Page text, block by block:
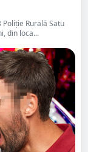
Rurală Satu
din loca...